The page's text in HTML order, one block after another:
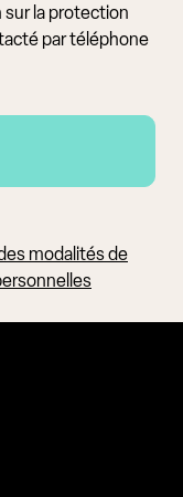
sur la protection
par téléphone
modalités de